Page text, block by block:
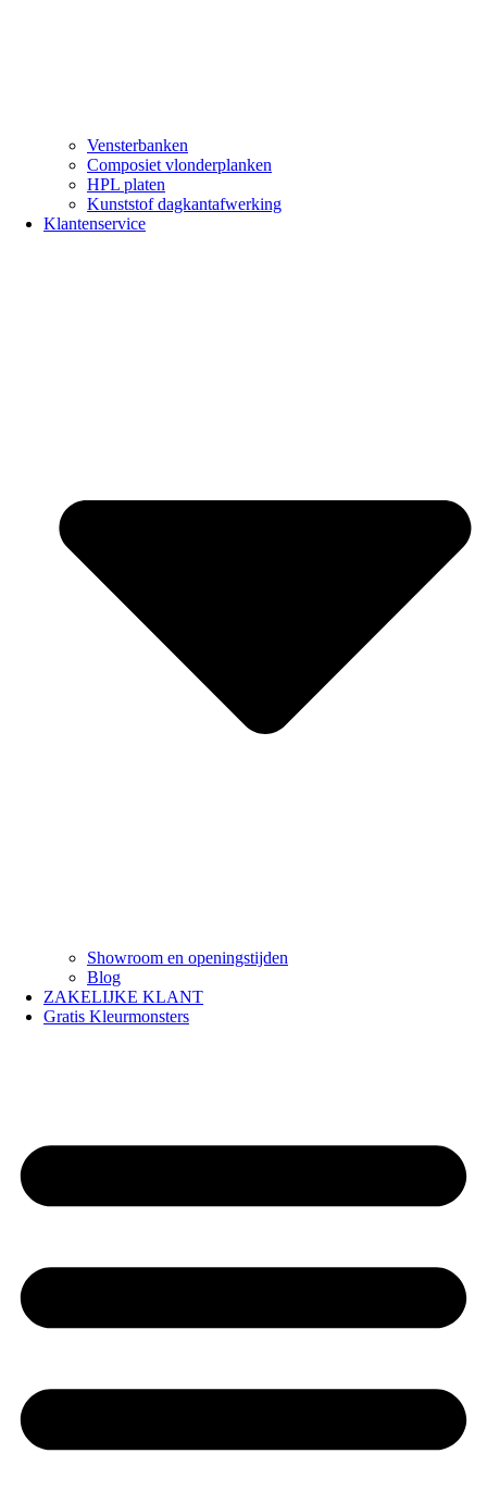
Vensterbanken
Composiet vlonderplanken
HPL platen
Kunststof dagkantafwerking
Klantenservice
Showroom en openingstijden
Blog
ZAKELIJKE KLANT
Gratis Kleurmonsters